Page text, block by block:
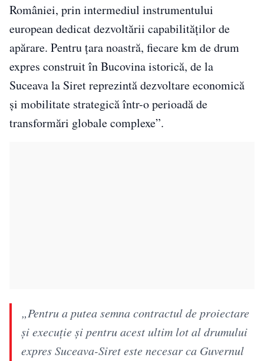
României, prin intermediul instrumentului
european dedicat dezvoltării capabilităților de
apărare. Pentru țara noastră, fiecare km de drum
expres construit în Bucovina istorică, de la
Suceava la Siret reprezintă dezvoltare economică
și mobilitate strategică într-o perioadă de
transformări globale complexe”.
„Pentru a putea semna contractul de proiectare
și execuție și pentru acest ultim lot al drumului
expres Suceava-Siret este necesar ca Guvernul